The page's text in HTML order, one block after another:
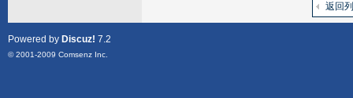
返回
Powered by Discuz! 7.2
© 2001-2009 Comsenz Inc.